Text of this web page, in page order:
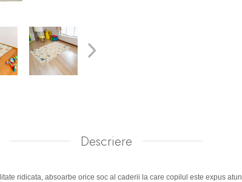
Descriere
ridicata, absoarbe orice soc al caderii la care copilul este expus